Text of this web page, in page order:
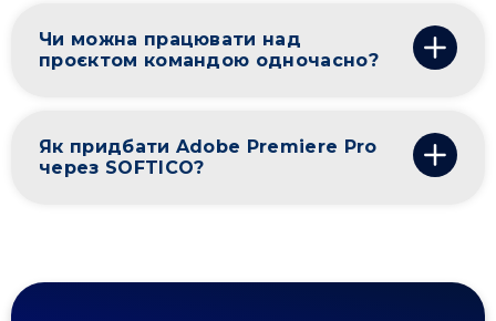
Чи можна працювати над
проєктом командою одночасно?
Як придбати Adobe Premiere Pro
через SOFTICO?